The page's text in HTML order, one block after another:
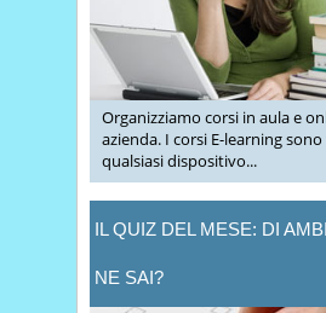
Organizziamo corsi in aula e
azienda. I corsi E-learning
qualsiasi dispositivo...
IL QUIZ DEL MESE: DI
NE SAI?